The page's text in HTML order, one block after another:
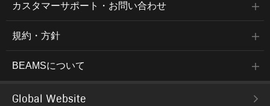
カスタマーサポート・お問い合わせ
規約・方針
BEAMSについて
Global Website